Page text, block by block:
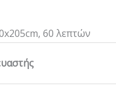
60 λεπτών